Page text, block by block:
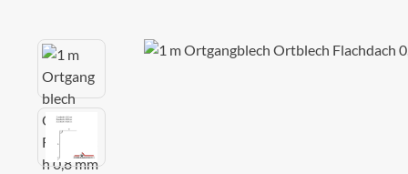
Bildergalerie überspringen